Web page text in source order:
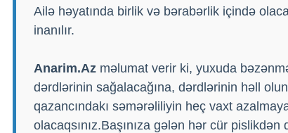
Ailə həyatında birlik və bərabərlik içində
inanılır.
Anarim.Az məlumat verir ki, yuxuda
dərdlərinin sağalacağına, dərdlərinin həll
qazancındakı səmərəliliyin heç vaxt
olacaqsınız.Başınıza gələn hər cür pislikdən